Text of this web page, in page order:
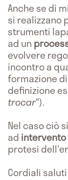
Anche se di
si realizzano
strumenti
ad un
evolvere
incontro a
formazione
definizione
trocar").
Nel caso ciò
ad
protesi
Cordiali saluti